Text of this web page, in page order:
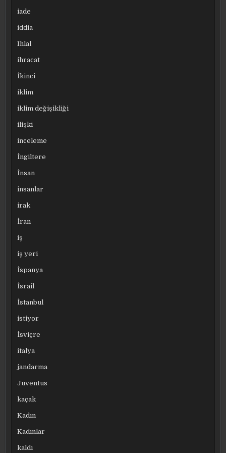
iade
iddia
Ihlal
ihracat
İkinci
iklim
iklim değişikliği
ilişki
inceleme
İngiltere
İnsan
insanlar
irak
İran
iş
iş yeri
İspanya
İsrail
İstanbul
istiyor
İsviçre
italya
jandarma
Juventus
kaçak
Kadın
Kadınlar
kaldı